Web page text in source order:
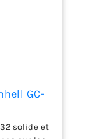
d'un
de
GC-
solide et